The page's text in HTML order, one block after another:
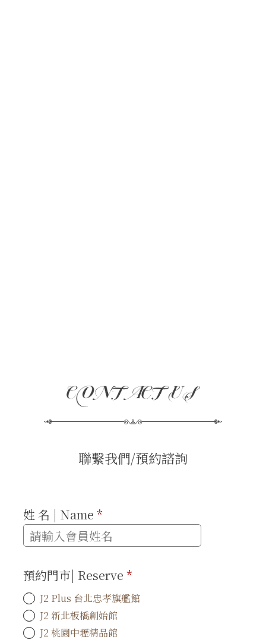
聯繫我們/預約諮詢
姓 名 | Name*
預約門市| Reserve*
J2 Plus 台北忠孝旗艦館
J2 新北板橋創始館
J2 桃園中壢精品館